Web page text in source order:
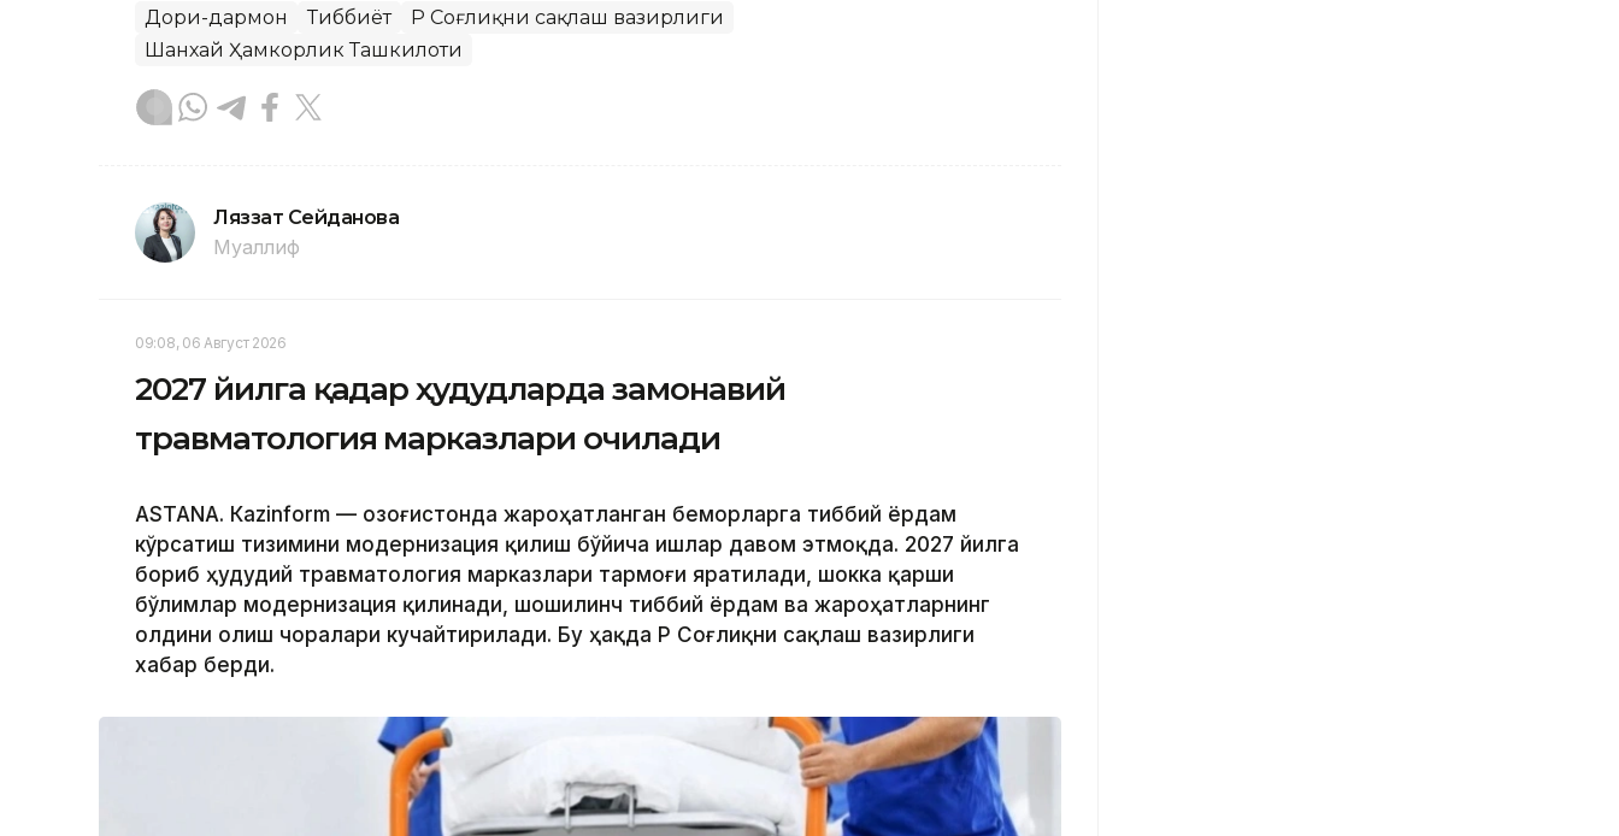
Дори-дармон Тиббиёт
ҚР Соғлиқни сақлаш вазирлиги
Шанхай Ҳамкорлик Ташкилоти
Ляззат Сейданова
Муаллиф
09:08, 06 Август 2026
2027 йилга қадар ҳудудларда замонавий
травматология марказлари очилади
ASTANА. Кazinform — Қозоғистонда жароҳатланган беморларга тиббий ёрдам
кўрсатиш тизимини модернизация қилиш бўйича ишлар давом этмоқда. 2027 йилга
бориб ҳудудий травматология марказлари тармоғи яратилади, шокка қарши
бўлимлар модернизация қилинади, шошилинч тиббий ёрдам ва жароҳатларнинг
олдини олиш чоралари кучайтирилади. Бу ҳақда ҚР Соғлиқни сақлаш вазирлиги
хабар берди.